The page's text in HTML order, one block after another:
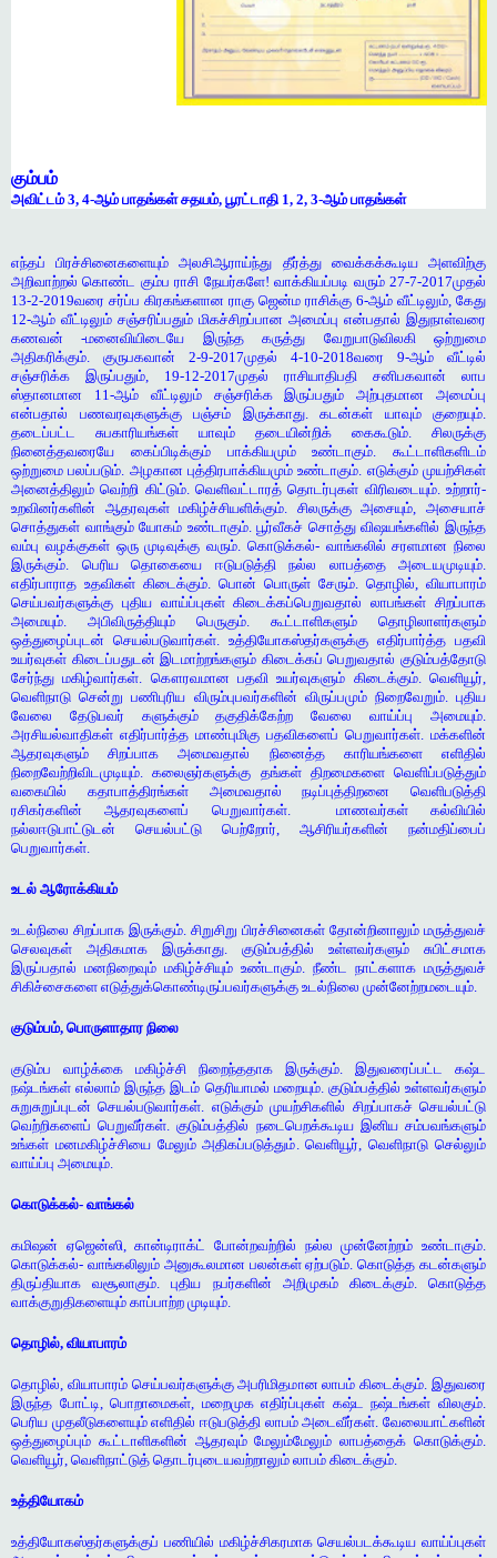
கும்பம்
அவிட்டம் 3, 4-ஆம் பாதங்கள் சதயம், பூரட்டாதி 1, 2, 3-ஆம் பாதங்கள்
எந்தப் பிரச்சினைகளையும் அலசிஆராய்ந்து தீர்த்து வைக்கக்கூடிய அளவிற்கு
அறிவாற்றல் கொண்ட கும்ப ராசி நேயர்களே! வாக்கியப்படி வரும் 27-7-2017முதல்
13-2-2019வரை சர்ப்ப கிரகங்களான ராகு ஜென்ம ராசிக்கு 6-ஆம் வீட்டிலும், கேது
12-ஆம் வீட்டிலும் சஞ்சரிப்பதும் மிகச்சிறப்பான அமைப்பு என்பதால் இதுநாள்வரை
கணவன் -மனைவியிடையே இருந்த கருத்து வேறுபாடுவிலகி ஒற்றுமை
அதிகரிக்கும். குருபகவான் 2-9-2017முதல் 4-10-2018வரை 9-ஆம் வீட்டில்
சஞ்சரிக்க இருப்பதும், 19-12-2017முதல் ராசியாதிபதி சனிபகவான் லாப
ஸ்தானமான 11-ஆம் வீட்டிலும் சஞ்சரிக்க இருப்பதும் அற்புதமான அமைப்பு
என்பதால் பணவரவுகளுக்கு பஞ்சம் இருக்காது. கடன்கள் யாவும் குறையும்.
தடைப்பட்ட சுபகாரியங்கள் யாவும் தடையின்றிக் கைகூடும். சிலருக்கு
நினைத்தவரையே கைப்பிடிக்கும் பாக்கியமும் உண்டாகும். கூட்டாளிகளிடம்
ஒற்றுமை பலப்படும். அழகான புத்திரபாக்கியமும் உண்டாகும். எடுக்கும் முயற்சிகள்
அனைத்திலும் வெற்றி கிட்டும். வெளிவட்டாரத் தொடர்புகள் விரிவடையும். உற்றார்-
உறவினர்களின் ஆதரவுகள் மகிழ்ச்சியளிக்கும். சிலருக்கு அசையும், அசையாச்
சொத்துகள் வாங்கும் யோகம் உண்டாகும். பூர்வீகச் சொத்து விஷயங்களில் இருந்த
வம்பு வழக்குகள் ஒரு முடிவுக்கு வரும். கொடுக்கல்- வாங்கலில் சரளமான நிலை
இருக்கும். பெரிய தொகையை ஈடுபடுத்தி நல்ல லாபத்தை அடையமுடியும்.
எதிர்பாராத உதவிகள் கிடைக்கும். பொன் பொருள் சேரும். தொழில், வியாபாரம்
செய்பவர்களுக்கு புதிய வாய்ப்புகள் கிடைக்கப்பெறுவதால் லாபங்கள் சிறப்பாக
அமையும். அபிவிருத்தியும் பெருகும். கூட்டாளிகளும் தொழிலாளர்களும்
ஒத்துழைப்புடன் செயல்படுவார்கள். உத்தியோகஸ்தர்களுக்கு எதிர்பார்த்த பதவி
உயர்வுகள் கிடைப்பதுடன் இடமாற்றங்களும் கிடைக்கப் பெறுவதால் குடும்பத்தோடு
சேர்ந்து மகிழ்வார்கள். கௌரவமான பதவி உயர்வுகளும் கிடைக்கும். வெளியூர்,
வெளிநாடு சென்று பணிபுரிய விரும்புபவர்களின் விருப்பமும் நிறைவேறும். புதிய
வேலை தேடுபவர் களுக்கும் தகுதிக்கேற்ற வேலை வாய்ப்பு அமையும்.
அரசியல்வாதிகள் எதிர்பார்த்த மாண்புமிகு பதவிகளைப் பெறுவார்கள். மக்களின்
ஆதரவுகளும் சிறப்பாக அமைவதால் நினைத்த காரியங்களை எளிதில்
நிறைவேற்றிவிடமுடியும். கலைஞர்களுக்கு தங்கள் திறமைகளை வெளிப்படுத்தும்
வகையில் கதாபாத்திரங்கள் அமைவதால் நடிப்புத்திறனை வெளிபடுத்தி
ரசிகர்களின் ஆதரவுகளைப் பெறுவார்கள். மாணவர்கள் கல்வியில்
நல்லஈடுபாட்டுடன் செயல்பட்டு பெற்றோர், ஆசிரியர்களின் நன்மதிப்பைப்
பெறுவார்கள்.
உடல் ஆரோக்கியம்
உடல்நிலை சிறப்பாக இருக்கும். சிறுசிறு பிரச்சினைகள் தோன்றினாலும் மருத்துவச்
செலவுகள் அதிகமாக இருக்காது. குடும்பத்தில் உள்ளவர்களும் சுபிட்சமாக
இருப்பதால் மனநிறைவும் மகிழ்ச்சியும் உண்டாகும். நீண்ட நாட்களாக மருத்துவச்
சிகிச்சைகளை எடுத்துக்கொண்டிருப்பவர்களுக்கு உடல்நிலை முன்னேற்றமடையும்.
குடும்பம், பொருளாதார நிலை
குடும்ப வாழ்க்கை மகிழ்ச்சி நிறைந்ததாக இருக்கும். இதுவரைப்பட்ட கஷ்ட
நஷ்டங்கள் எல்லாம் இருந்த இடம் தெரியாமல் மறையும். குடும்பத்தில் உள்ளவர்களும்
சுறுசுறுப்புடன் செயல்படுவார்கள். எடுக்கும் முயற்சிகளில் சிறப்பாகச் செயல்பட்டு
வெற்றிகளைப் பெறுவீர்கள். குடும்பத்தில் நடைபெறக்கூடிய இனிய சம்பவங்களும்
உங்கள் மனமகிழ்ச்சியை மேலும் அதிகப்படுத்தும். வெளியூர், வெளிநாடு செல்லும்
வாய்ப்பு அமையும்.
கொடுக்கல்- வாங்கல்
கமிஷன் ஏஜென்ஸி, கான்டிராக்ட் போன்றவற்றில் நல்ல முன்னேற்றம் உண்டாகும்.
கொடுக்கல்- வாங்கலிலும் அனுகூலமான பலன்கள் ஏற்படும். கொடுத்த கடன்களும்
திருப்தியாக வசூலாகும். புதிய நபர்களின் அறிமுகம் கிடைக்கும். கொடுத்த
வாக்குறுதிகளையும் காப்பாற்ற முடியும்.
தொழில், வியாபாரம்
தொழில், வியாபாரம் செய்பவர்களுக்கு அபரிமிதமான லாபம் கிடைக்கும். இதுவரை
இருந்த போட்டி, பொறாமைகள், மறைமுக எதிர்ப்புகள் கஷ்ட நஷ்டங்கள் விலகும்.
பெரிய முதலீடுகளையும் எளிதில் ஈடுபடுத்தி லாபம் அடைவீர்கள். வேலையாட்களின்
ஒத்துழைப்பும் கூட்டாளிகளின் ஆதரவும் மேலும்மேலும் லாபத்தைக் கொடுக்கும்.
வெளியூர், வெளிநாட்டுத் தொடர்புடையவற்றாலும் லாபம் கிடைக்கும்.
உத்தியோகம்
உத்தியோகஸ்தர்களுக்குப் பணியில் மகிழ்ச்சிகரமாக செயல்படக்கூடிய வாய்ப்புகள்